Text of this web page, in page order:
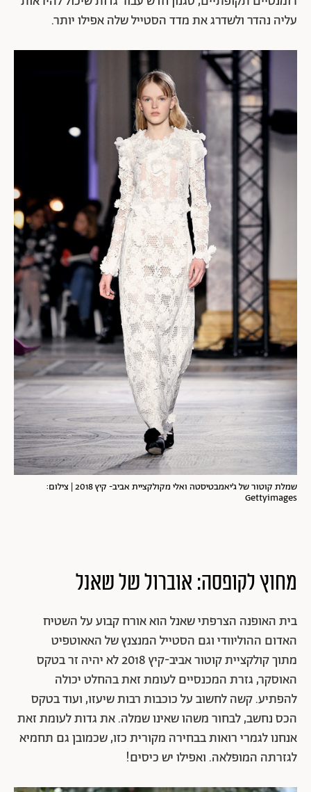
עליה נהדר ולשדרג את מדד הסטייל שלה אפילו יותר.
שמלת קוטור של ג׳יאמבטיסטה ואלי מקולקציית אביב- קיץ 2018 | צילום:
Gettyimages
מחוץ לקופסה: אוברול של שאנל
בית האופנה הצרפתי שאנל הוא אורח קבוע על השטיח
האדום ההוליוודי וגם הסטייל המנצנץ של האאוטפיט
מתוך קולקציית קוטור אביב-קיץ 2018 לא יהיה זר בטקס
האוסקר, גזרת המכנסיים לעומת זאת בהחלט יכולה
להפתיע. קשה לחשוב על כוכבות רבות שיעזו, ועוד בטקס
הכס נחשב, לבחור משהו שאינו שמלה. את גדות לעומת זאת
אנחנו לגמרי רואות בבחירה מקורית כזו, שכמובן גם תחמיא
לגזרתה המופלאה. ואפילו יש כיסים!